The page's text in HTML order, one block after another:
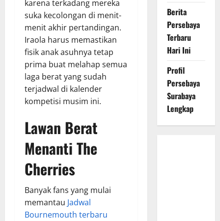
karena terkadang mereka
suka kecolongan di menit-
menit akhir pertandingan.
Iraola harus memastikan
fisik anak asuhnya tetap
prima buat melahap semua
laga berat yang sudah
terjadwal di kalender
kompetisi musim ini.
Lawan Berat
Menanti The
Cherries
Banyak fans yang mulai
memantau Jadwal
Bournemouth terbaru
Berita
Persebaya
Terbaru
Hari Ini
Profil
Persebaya
Surabaya
Lengkap